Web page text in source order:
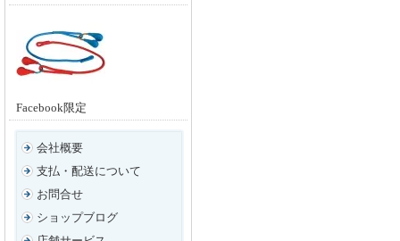
Facebook限定
会社概要
支払・配送について
お問合せ
ショップブログ